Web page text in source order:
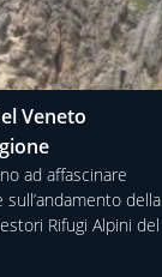
Veneto
ad affascinare
della
Rifugi Alpini del